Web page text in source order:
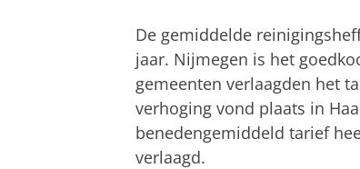
De gemiddelde
jaar. Nijmegen is het
gemeenten verlaagden het
verhoging vond plaats in
benedengemiddeld tarief
verlaagd.